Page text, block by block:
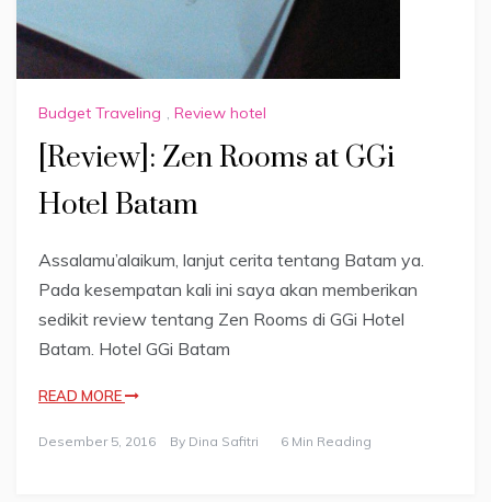
Budget Traveling , Review hotel
[Review]: Zen Rooms at GGi
Hotel Batam
Assalamu’alaikum, lanjut cerita tentang Batam ya.
Pada kesempatan kali ini saya akan memberikan
sedikit review tentang Zen Rooms di GGi Hotel
Batam. Hotel GGi Batam
READ MORE
Desember 5, 2016 By Dina Safitri 6 Min Reading